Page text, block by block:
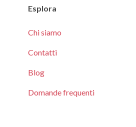
Esplora
Chi siamo
Contatti
Blog
Domande frequenti